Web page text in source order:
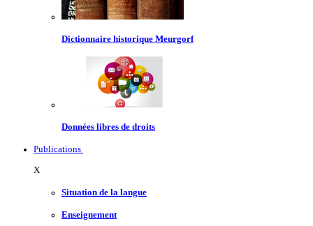
Dictionnaire historique Meurgorf
Données libres de droits
Publications
X
Situation de la langue
Enseignement